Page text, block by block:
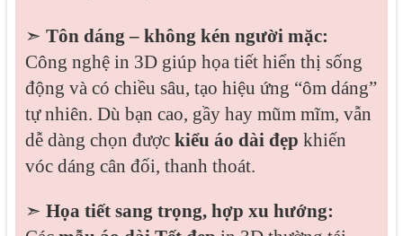
➣ Tôn dáng – không kén người mặc:
Công nghệ in 3D giúp họa tiết hiển thị sống
động và có chiều sâu, tạo hiệu ứng “ôm dáng”
tự nhiên. Dù bạn cao, gầy hay mũm mĩm, vẫn
dễ dàng chọn được kiểu áo dài đẹp khiến
vóc dáng cân đối, thanh thoát.
➣ Họa tiết sang trọng, hợp xu hướng: